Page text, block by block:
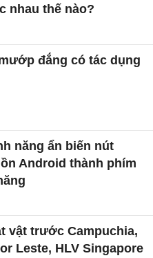
nhau thế nào?
đắng có tác dụng
năng ẩn biến nút
Android thành phím
vật trước Campuchia,
Leste, HLV Singapore